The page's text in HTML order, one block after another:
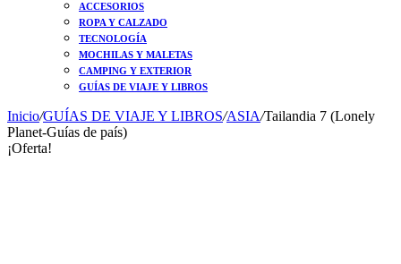
ACCESORIOS
ROPA Y CALZADO
TECNOLOGÍA
MOCHILAS Y MALETAS
CAMPING Y EXTERIOR
GUÍAS DE VIAJE Y LIBROS
Inicio/GUÍAS DE VIAJE Y LIBROS/ASIA/Tailandia 7 (Lonely
Planet-Guías de país)
¡Oferta!